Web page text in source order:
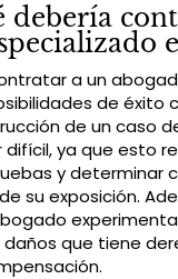
debería
a un
de éxito
de un caso
ya que esto
y determinar
su exposición.
daños que tiene